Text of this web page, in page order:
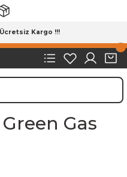
Kargo !!!
Gas